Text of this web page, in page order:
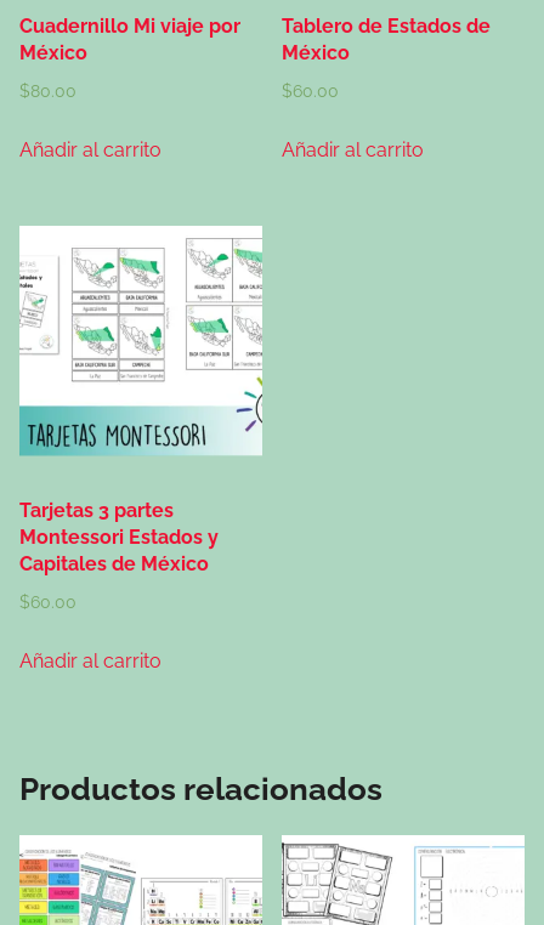
Cuadernillo Mi viaje por
México
$80.00
Añadir al carrito
Tablero de Estados de
México
$60.00
Añadir al carrito
Tarjetas 3 partes
Montessori Estados y
Capitales de México
$60.00
Añadir al carrito
Productos relacionados